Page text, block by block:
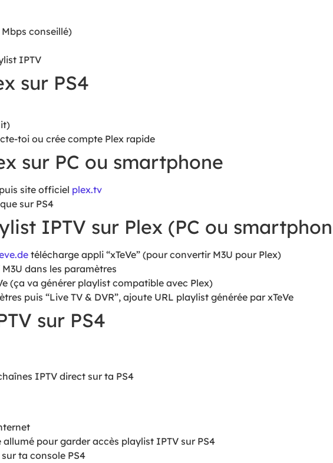
conseillé)
IPTV
sur PS4
toi ou crée compte Plex rapide
sur PC ou smartphone
site officiel plex.tv
sur PS4
IPTV sur Plex (PC ou
télécharge appli “xTeVe” (pour convertir M3U pour Plex)
dans les paramètres
(ça va générer playlist compatible avec Plex)
puis “Live TV & DVR”, ajoute URL playlist générée par xTeVe
sur PS4
IPTV direct sur ta PS4
pour garder accès playlist IPTV sur PS4
ta console PS4